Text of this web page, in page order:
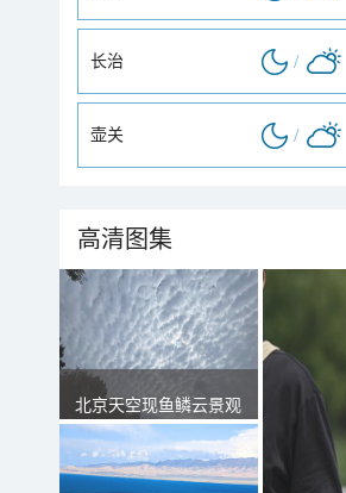
长治 /
壶关 /
高清图集
北京天空现鱼鳞云景观